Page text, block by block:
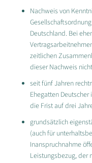
Nachweis von
Deutschland. Bei
zeitlichen
dieser Nachweis
seit fünf Jahren
Ehegatten
die Frist auf drei
grundsätzlich
(auch für
Inanspruchnahme
Leistungsbezug, der